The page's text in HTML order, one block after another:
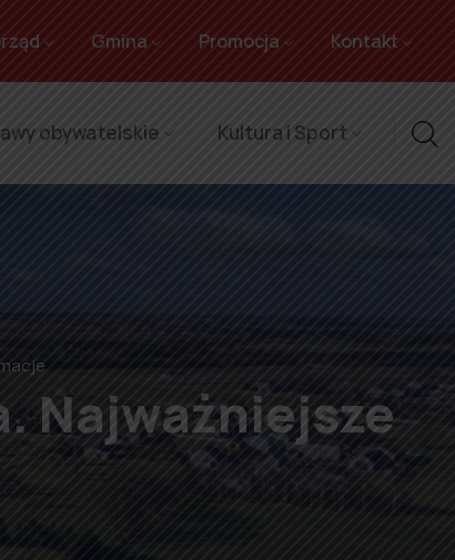
Gmina Promocja Kontakt
obywatelskie Kultura i Sport
Najważniejsze